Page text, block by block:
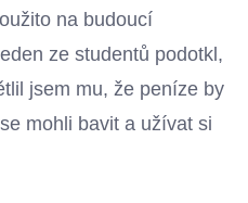
na budoucí
ze studentů podotkl,
jsem mu, že peníze by
mohli bavit a užívat si